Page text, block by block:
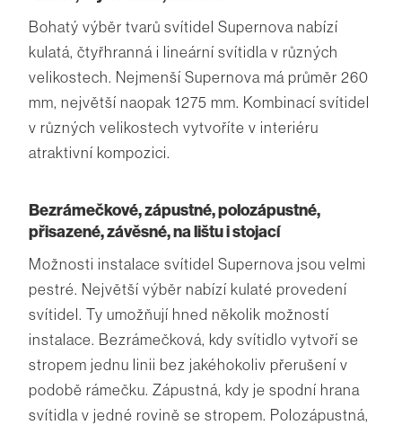
Bohatý výběr tvarů svítidel Supernova nabízí
kulatá, čtyřhranná i lineární svítidla v různých
velikostech. Nejmenší Supernova má průměr 260
mm, největší naopak 1275 mm. Kombinací svítidel
v různých velikostech vytvoříte v interiéru
atraktivní kompozici.
Bezrámečkové, zápustné, polozápustné,
přisazené, závěsné, na lištu i stojací
Možnosti instalace svítidel Supernova jsou velmi
pestré. Největší výběr nabízí kulaté provedení
svítidel. Ty umožňují hned několik možností
instalace. Bezrámečková, kdy svítidlo vytvoří se
stropem jednu linii bez jakéhokoliv přerušení v
podobě rámečku. Zápustná, kdy je spodní hrana
svítidla v jedné rovině se stropem. Polozápustná,